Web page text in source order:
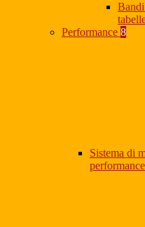
Performance 8
Sistema di
performance